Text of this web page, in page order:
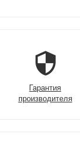
Гарантия
производителя